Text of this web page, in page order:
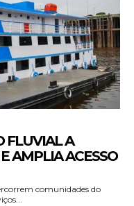
FLUVIAL A
AMPLIA ACESSO
comunidades do